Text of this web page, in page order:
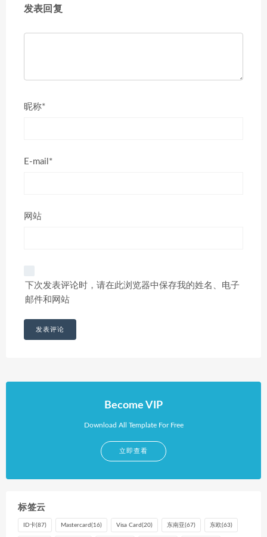
发表回复
昵称*
E-mail*
网站
下次发表评论时，请在此浏览器中保存我的姓名、电子
邮件和网站
Become VIP
Download All Template For Free
立即查看
标签云
ID卡(87) Mastercard (16) Visa Card (20) 东南亚(67) 东欧(63)